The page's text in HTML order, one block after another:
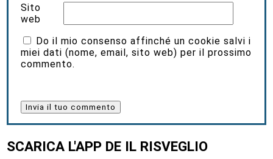
Sito
web
Do il mio consenso affinché un cookie salvi i
miei dati (nome, email, sito web) per il prossimo
commento.
SCARICA L'APP DE IL RISVEGLIO